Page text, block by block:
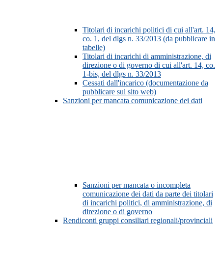
Titolari di incarichi politici di cui all'art. 14,
co. 1, del dlgs n. 33/2013 (da pubblicare in
tabelle)
Titolari di incarichi di amministrazione, di
direzione o di governo di cui all'art. 14, co.
1-bis, del dlgs n. 33/2013
Cessati dall'incarico (documentazione da
pubblicare sul sito web)
Sanzioni per mancata comunicazione dei dati
Sanzioni per mancata o incompleta
comunicazione dei dati da parte dei titolari
di incarichi politici, di amministrazione, di
direzione o di governo
Rendiconti gruppi consiliari regionali/provinciali